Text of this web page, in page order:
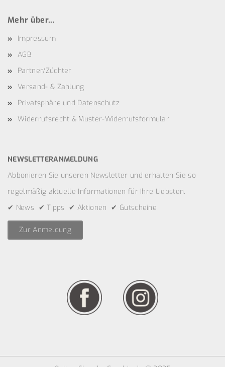
Mehr über...
Impressum
AGB
Partner/Züchter
Versand- & Zahlung
Privatsphäre und Datenschutz
Widerrufsrecht & Muster-Widerrufsformular
NEWSLETTERANMELDUNG
Abbonieren Sie unseren Newsletter und erhalten Sie so
regelmäßig aktuelle Informationen für Ihre Liebsten.
✔ News ✔ Tipps ✔ Aktionen ✔ Gutscheine
Zur Anmeldung